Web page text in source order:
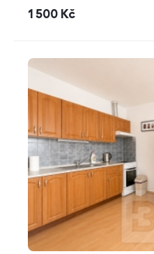
cena
1 500 Kč